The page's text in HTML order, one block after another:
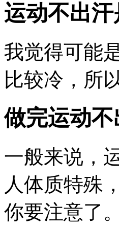
运动不出
我觉得可能
比较冷，所
做完运动
一般来说，
人体质特殊
你要注意了